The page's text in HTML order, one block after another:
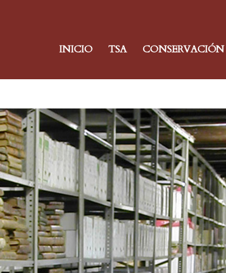
INICIO TSA CONSERVACIÓN